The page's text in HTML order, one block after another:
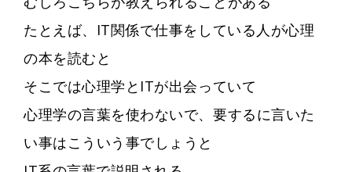
たとえば、IT関係で仕事をしている人が心理
の本を読むと
そこでは心理学とITが出会っていて
心理学の言葉を使わないで、要するに言いた
い事はこういう事でしょうと